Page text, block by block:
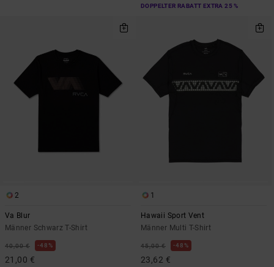
DOPPELTER RABATT EXTRA 25 %
2
Va Blur
Männer Schwarz T-Shirt
40,00 € 48%
21,00 €
1
Hawaii Sport Vent
Männer Multi T-Shirt
45,00 € 48%
23,62 €